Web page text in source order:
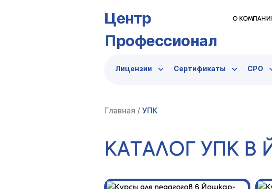
Центр
Профессионал
О
Лицензии Сертификаты СРО
Главная / УПК
КАТАЛОГ УПК